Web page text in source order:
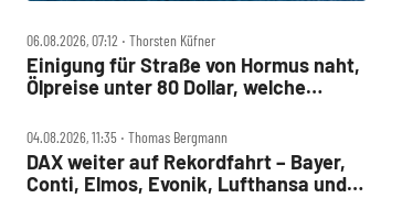
06.08.2026, 07:12 ‧ Thorsten Küfner
Einigung für Straße von Hormus naht,
Ölpreise unter 80 Dollar, welche
04.08.2026, 11:35 ‧ Thomas Bergmann
DAX weiter auf Rekordfahrt – Bayer,
Conti, Elmos, Evonik, Lufthansa und